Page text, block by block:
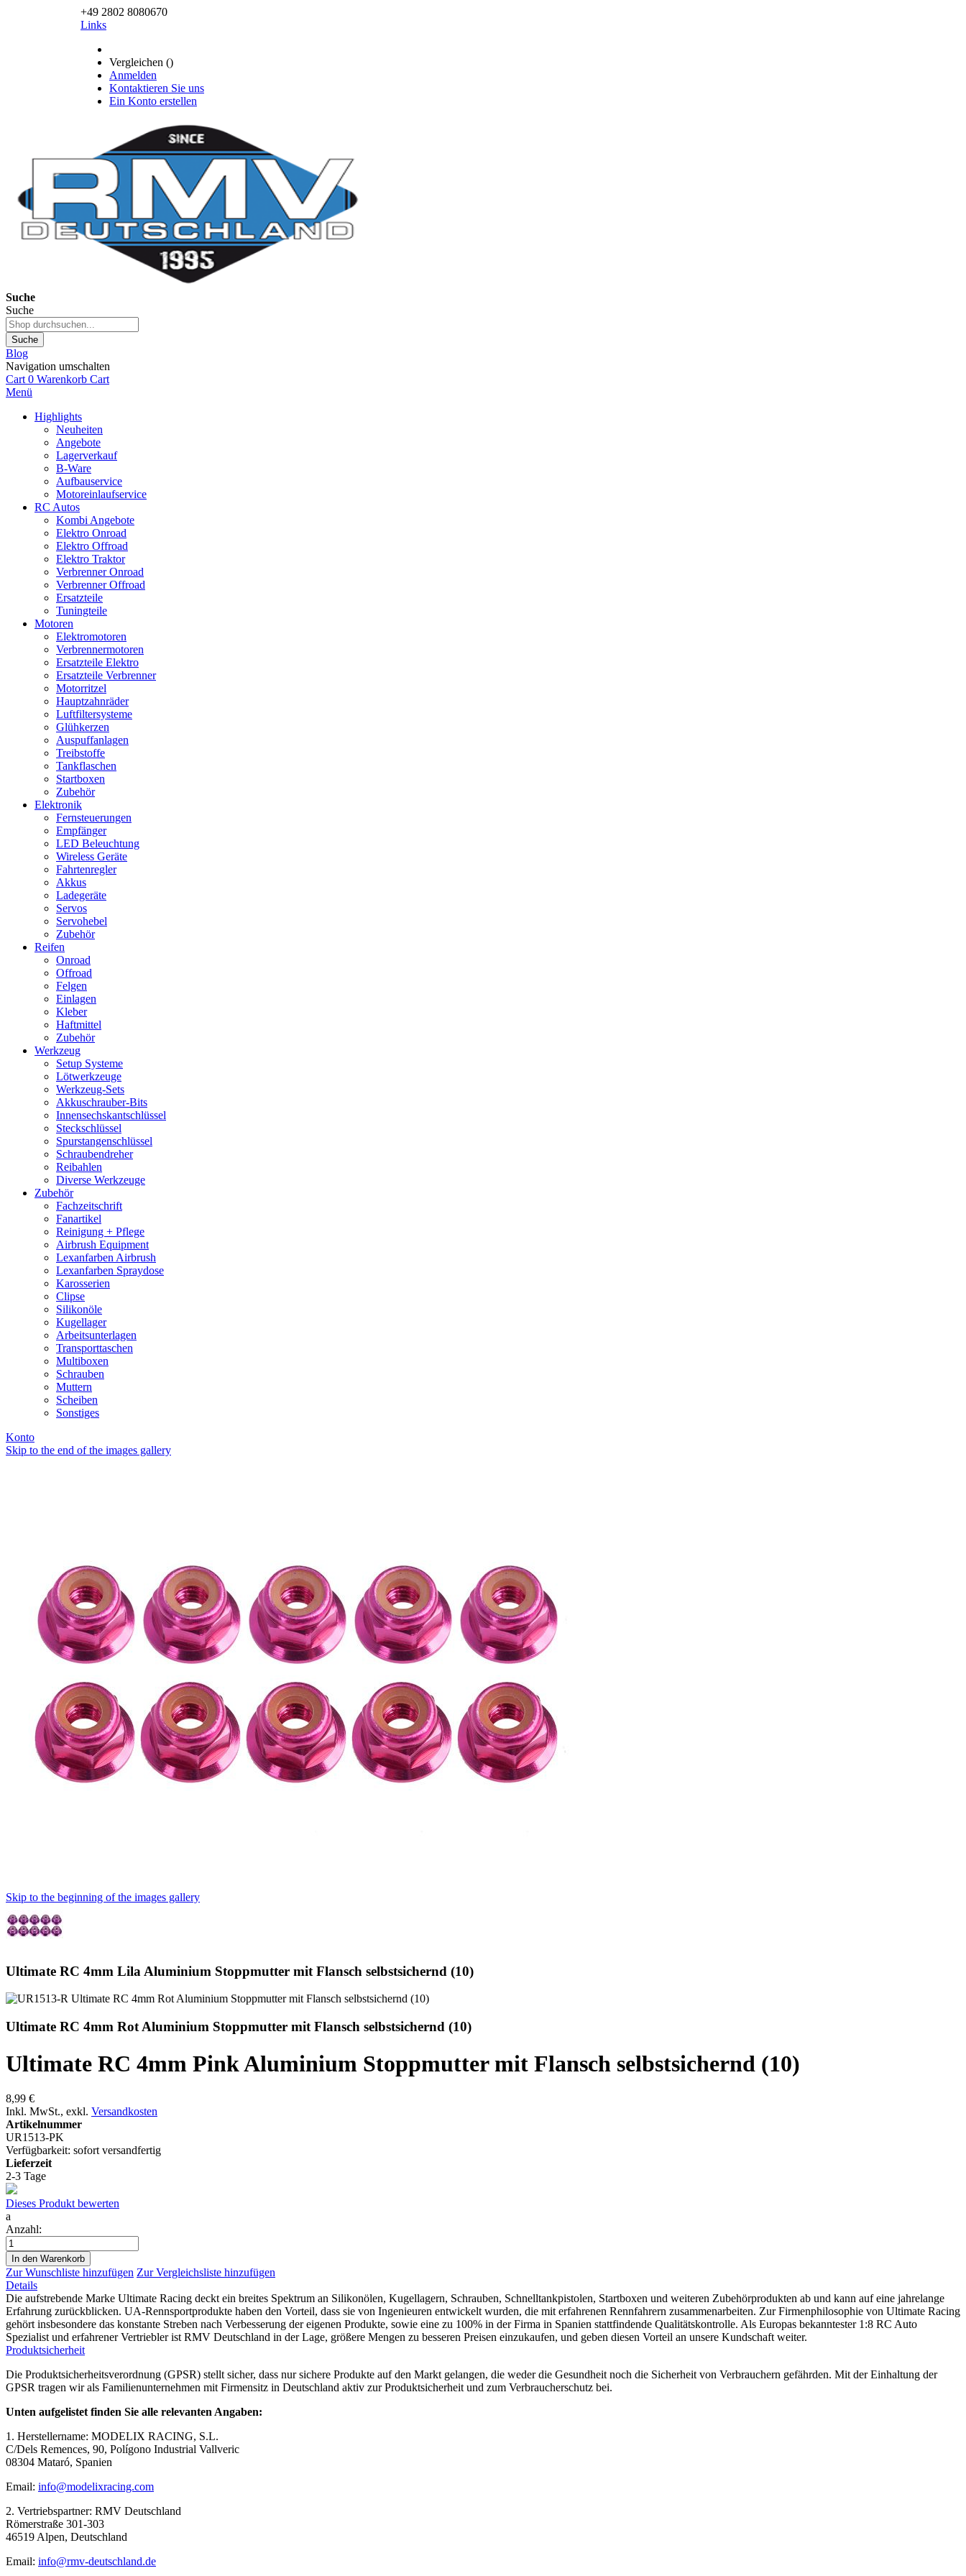
+49 2802 8080670
Links
Vergleichen ()
Anmelden
Kontaktieren Sie uns
Ein Konto erstellen
Suche
Suche
Suche
Blog
Navigation umschalten
Cart 0 Warenkorb Cart
Menü
Highlights
Neuheiten
Angebote
Lagerverkauf
B-Ware
Aufbauservice
Motoreinlaufservice
RC Autos
Kombi Angebote
Elektro Onroad
Elektro Offroad
Elektro Traktor
Verbrenner Onroad
Verbrenner Offroad
Ersatzteile
Tuningteile
Motoren
Elektromotoren
Verbrennermotoren
Ersatzteile Elektro
Ersatzteile Verbrenner
Motorritzel
Hauptzahnräder
Luftfiltersysteme
Glühkerzen
Auspuffanlagen
Treibstoffe
Tankflaschen
Startboxen
Zubehör
Elektronik
Fernsteuerungen
Empfänger
LED Beleuchtung
Wireless Geräte
Fahrtenregler
Akkus
Ladegeräte
Servos
Servohebel
Zubehör
Reifen
Onroad
Offroad
Felgen
Einlagen
Kleber
Haftmittel
Zubehör
Werkzeug
Setup Systeme
Lötwerkzeuge
Werkzeug-Sets
Akkuschrauber-Bits
Innensechskantschlüssel
Steckschlüssel
Spurstangenschlüssel
Schraubendreher
Reibahlen
Diverse Werkzeuge
Zubehör
Fachzeitschrift
Fanartikel
Reinigung + Pflege
Airbrush Equipment
Lexanfarben Airbrush
Lexanfarben Spraydose
Karosserien
Clipse
Silikonöle
Kugellager
Arbeitsunterlagen
Transporttaschen
Multiboxen
Schrauben
Muttern
Scheiben
Sonstiges
Konto
Skip to the end of the images gallery
Skip to the beginning of the images gallery
Ultimate RC 4mm Lila Aluminium Stoppmutter mit Flansch selbstsichernd (10)
Ultimate RC 4mm Rot Aluminium Stoppmutter mit Flansch selbstsichernd (10)
Ultimate RC 4mm Pink Aluminium Stoppmutter mit Flansch selbstsichernd (10)
8,99 €
Inkl. MwSt., exkl. Versandkosten
Artikelnummer
UR1513-PK
Verfügbarkeit: sofort versandfertig
Lieferzeit
2-3 Tage
Dieses Produkt bewerten
a
Anzahl:
In den Warenkorb
Zur Wunschliste hinzufügen Zur Vergleichsliste hinzufügen
Details
Die aufstrebende Marke Ultimate Racing deckt ein breites Spektrum an Silikonölen, Kugellagern, Schrauben, Schnelltankpistolen, Startboxen und weiteren Zubehörprodukten ab und kann auf eine jahrelange
Erfahrung zurückblicken. UA-Rennsportprodukte haben den Vorteil, dass sie von Ingenieuren entwickelt wurden, die mit erfahrenen Rennfahrern zusammenarbeiten. Zur Firmenphilosophie von Ultimate Racing
gehört insbesondere das konstante Streben nach Verbesserung der eigenen Produkte, sowie eine zu 100% in der Firma in Spanien stattfindende Qualitätskontrolle. Als Europas bekanntester 1:8 RC Auto
Spezialist und erfahrener Vertriebler ist RMV Deutschland in der Lage, größere Mengen zu besseren Preisen einzukaufen, und geben diesen Vorteil an unsere Kundschaft weiter.
Produktsicherheit
Die Produktsicherheitsverordnung (GPSR) stellt sicher, dass nur sichere Produkte auf den Markt gelangen, die weder die Gesundheit noch die Sicherheit von Verbrauchern gefährden. Mit der Einhaltung der
GPSR tragen wir als Familienunternehmen mit Firmensitz in Deutschland aktiv zur Produktsicherheit und zum Verbraucherschutz bei.
Unten aufgelistet finden Sie alle relevanten Angaben:
1. Herstellername: MODELIX RACING, S.L.
C/Dels Remences, 90, Polígono Industrial Vallveric
08304 Mataró, Spanien
Email: info@modelixracing.com
2. Vertriebspartner: RMV Deutschland
Römerstraße 301-303
46519 Alpen, Deutschland
Email: info@rmv-deutschland.de